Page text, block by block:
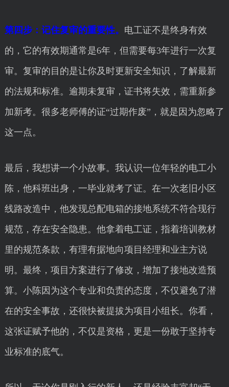
第四步：记住复审的重要性。 电工证不是终身有效
的，它的有效期通常是6年，但需要每3年进行一次复
审。复审的目的是让你及时更新安全知识，了解最新
的法规和标准。逾期未复审，证书将失效，需重新参
加新考。很多老师傅的证“过期作废”，就是因为忽略了
这一点。
最后，我想讲一个小故事。我认识一位年轻的电工小
陈，他科班出身，一毕业就考了证。在一次老旧小区
线路改造中，他发现总配电箱的接地系统不符合现行
规范，存在安全隐患。他拿着电工证，指着培训教材
里的规范条款，有理有据地向项目经理和业主方说
明。最终，项目方案进行了修改，增加了接地改造预
算。小陈因为这个专业和负责的态度，不仅避免了潜
在的安全事故，还很快被提拔为项目小组长。你看，
这张证赋予他的，不仅是资格，更是一份敢于坚持专
业标准的底气。